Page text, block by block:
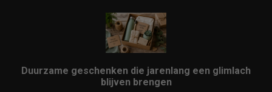
Duurzame geschenken die jarenlang een glimlach
blijven brengen